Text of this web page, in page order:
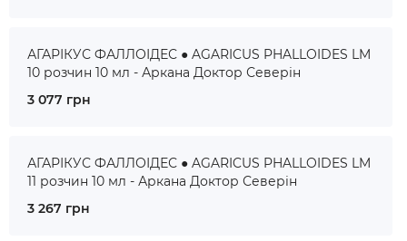
АГАРІКУС ФАЛЛОІДЕС ● AGARICUS PHALLOIDES LM
10 розчин 10 мл - Аркана Доктор Северін
3 077 грн
АГАРІКУС ФАЛЛОІДЕС ● AGARICUS PHALLOIDES LM
11 розчин 10 мл - Аркана Доктор Северін
3 267 грн